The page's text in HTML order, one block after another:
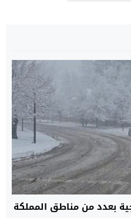
بعدد من مناطق المملكة